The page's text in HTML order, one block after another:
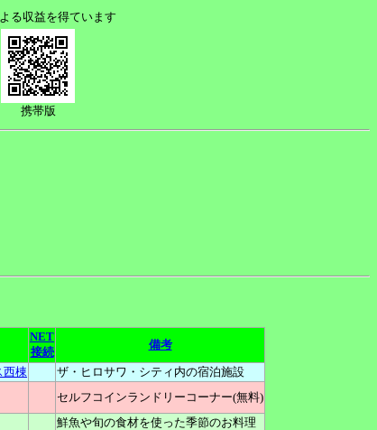
る収益を得ています
携帯版
NET
接続
備考
西棟
ザ・ヒロサワ・シティ内の宿泊施設
セルフコインランドリーコーナー(無料)
鮮魚や旬の食材を使った季節のお料理